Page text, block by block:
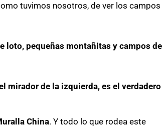
tuvimos nosotros, de ver los campos
loto, pequeñas montañitas y campos de
mirador de la izquierda, es el verdadero
China. Y todo lo que rodea este